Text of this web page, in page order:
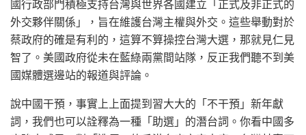
國行政部門積極支持台灣與世界各國建立「正式及非正式的
外交夥伴關係」，旨在維護台灣主權與外交。這些舉動對於
蔡政府的確是有利的，這算不算操控台灣大選，那就見仁見
智了。美國政府從未在藍綠兩黨間站隊，反正我們聽不到美
國媒體選邊站的報道與評論。
說中國干預，事實上上面提到習大大的「不干預」新年獻
詞，我們也可以詮釋為一種「助選」的潛台詞。你看中國多